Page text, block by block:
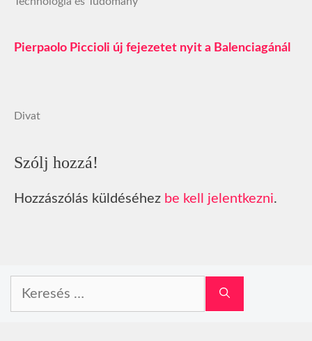
Pierpaolo Piccioli új fejezetet nyit a Balenciagánál
Divat
Szólj hozzá!
Hozzászólás küldéséhez be kell jelentkezni.